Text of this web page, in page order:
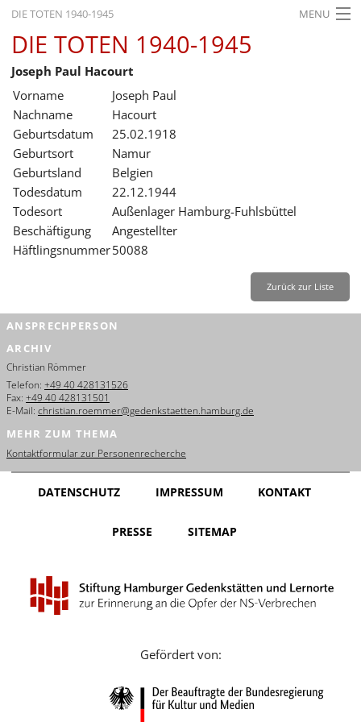
DIE TOTEN 1940-1945 MENU
STARTSEITE
AKTUELLES
AUSSTELLUNGEN
GESCHICHTE
BILDUNG
FORSCHUNG
SERVICE
Français
Dansk
Español
Nederlands
Português
Русский
Leichte Sprache
DIE TOTEN 1940-1945
Joseph Paul Hacourt
Vorname
Joseph Paul
Nachname
Hacourt
Geburtsdatum
25.02.1918
Geburtsort
Namur
Geburtsland
Belgien
Todesdatum
22.12.1944
Todesort
Außenlager Hamburg-Fuhlsbüttel
Beschäftigung
Angestellter
Häftlingsnummer50088
Zurück zur Liste
ANSPRECHPERSON
ARCHIV
Christian Römmer
Telefon: +49 40 428131526
Fax: +49 40 428131501
E-Mail: christian.roemmer@gedenkstaetten.hamburg.de
MEHR ZUM THEMA
Kontaktformular zur Personenrecherche
DATENSCHUTZ IMPRESSUM KONTAKT
PRESSE SITEMAP
Gefördert von: